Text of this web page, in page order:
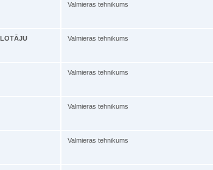
Valmieras tehnikums
Valmieras tehnikums
Valmieras tehnikums
Valmieras tehnikums
Valmieras tehnikums